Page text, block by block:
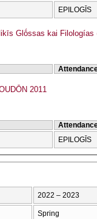
EPILOGĪS
Glṓssas kai Filologías
2011
EPILOGĪS
2022 – 2023
Spring